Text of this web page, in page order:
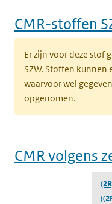
CMR-stoffen
Er zijn voor deze stof
SZW. Stoffen
waarvoor wel
opgenomen.
CMR volgens